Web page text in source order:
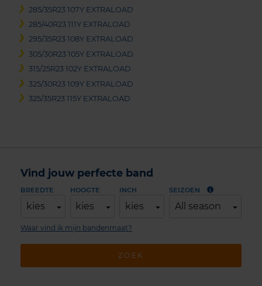
285/35R23 107Y EXTRALOAD
285/40R23 111Y EXTRALOAD
295/35R23 108Y EXTRALOAD
305/30R23 105Y EXTRALOAD
315/25R23 102Y EXTRALOAD
325/30R23 109Y EXTRALOAD
325/35R23 115Y EXTRALOAD
Vind jouw perfecte band
BREEDTE
kies
HOOGTE
kies
INCH
kies
SEIZOEN
All season
ZOEK
Waar vind ik mijn bandenmaat?